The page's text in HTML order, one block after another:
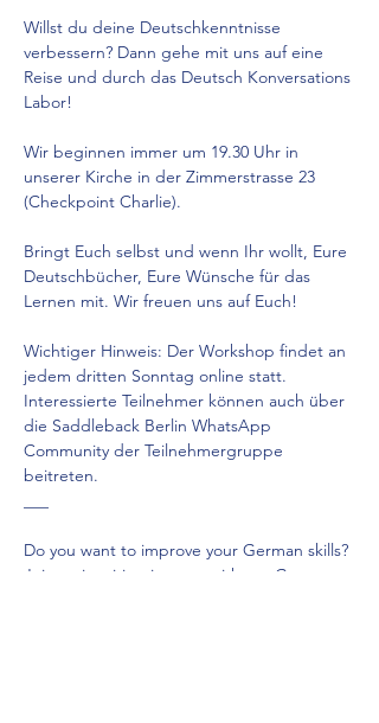
Willst du deine Deutschkenntnisse
verbessern? Dann gehe mit uns auf eine
Reise und durch das Deutsch Konversations
Labor!
Wir beginnen immer um 19.30 Uhr in
unserer Kirche in der Zimmerstrasse 23
(Checkpoint Charlie).
Bringt Euch selbst und wenn Ihr wollt, Eure
Deutschbücher, Eure Wünsche für das
Lernen mit. Wir freuen uns auf Euch!
Wichtiger Hinweis: Der Workshop findet an
jedem dritten Sonntag online statt.
Interessierte Teilnehmer können auch über
die Saddleback Berlin WhatsApp
Community der Teilnehmergruppe
beitreten.
Do you want to improve your German skills?
Join an inspiring journey with our German